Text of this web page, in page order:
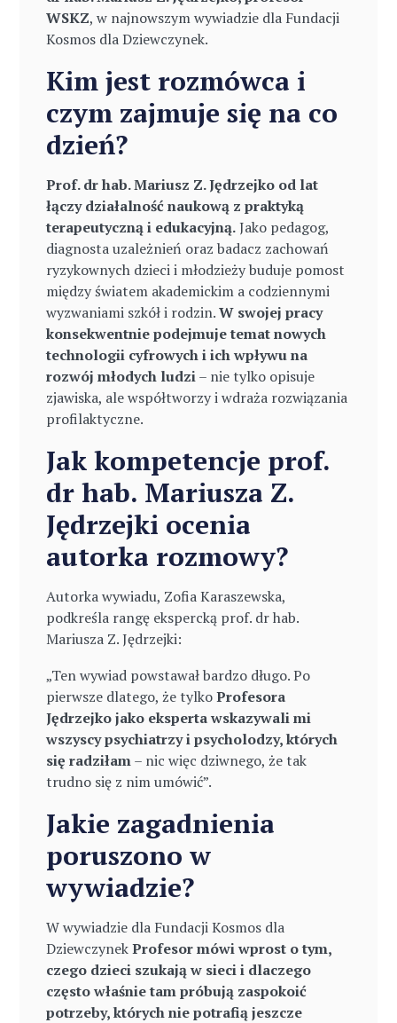
WSKZ, w najnowszym wywiadzie dla Fundacji
Kosmos dla Dziewczynek.
Kim jest rozmówca i
czym zajmuje się na co
dzień?
Prof. dr hab. Mariusz Z. Jędrzejko od lat
łączy działalność naukową z praktyką
terapeutyczną i edukacyjną.Jako pedagog,
diagnosta uzależnień oraz badacz zachowań
ryzykownych dzieci i młodzieży buduje pomost
między światem akademickim a codziennymi
wyzwaniami szkół i rodzin.W swojej pracy
konsekwentnie podejmuje temat nowych
technologii cyfrowych i ich wpływu na
rozwój młodych ludzi– nie tylko opisuje
zjawiska, ale współtworzy i wdraża rozwiązania
profilaktyczne.
Jak kompetencje prof.
dr hab. Mariusza Z.
Jędrzejki ocenia
autorka rozmowy?
Autorka wywiadu, Zofia Karaszewska,
podkreśla rangę ekspercką prof. dr hab.
Mariusza Z. Jędrzejki:
„Ten wywiad powstawał bardzo długo. Po
pierwsze dlatego, że tylkoProfesora
Jędrzejko jako eksperta wskazywali mi
wszyscy psychiatrzy i psycholodzy, których
się radziłam– nic więc dziwnego, że tak
trudno się z nim umówić”.
Jakie zagadnienia
poruszono w
wywiadzie?
W wywiadzie dla Fundacji Kosmos dla
DziewczynekProfesor mówi wprost o tym,
czego dzieci szukają w sieci i dlaczego
często właśnie tam próbują zaspokoić
potrzeby, których nie potrafią jeszcze